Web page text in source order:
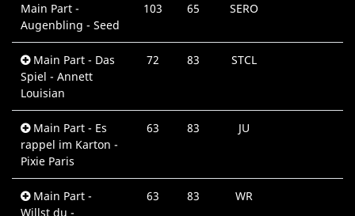
Main Part -
Augenbling - Seed
103 65 SERO
Main Part - Das
Spiel - Annett
Louisian
72 83 STCL
Main Part - Es
rappel im Karton -
Pixie Paris
63 83 JU
Main Part -
Willst du -
63 83 WR